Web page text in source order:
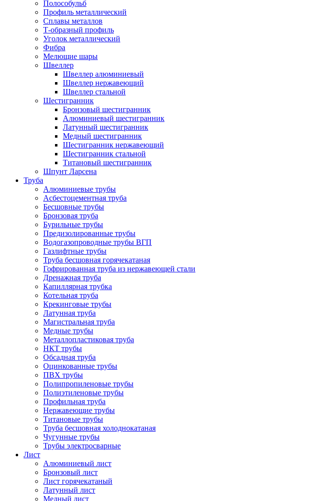
Полособульб
Профиль металлический
Сплавы металлов
Т-образный профиль
Уголок металлический
Фибра
Мелющие шары
Швеллер
Швеллер алюминиевый
Швеллер нержавеющий
Швеллер стальной
Шестигранник
Бронзовый шестигранник
Алюминиевый шестигранник
Латунный шестигранник
Медный шестигранник
Шестигранник нержавеющий
Шестигранник стальной
Титановый шестигранник
Шпунт Ларсена
Труба
Алюминиевые трубы
Асбестоцементная труба
Бесшовные трубы
Бронзовая труба
Бурильные трубы
Предизолированные трубы
Водогазопроводные трубы ВГП
Газлифтные трубы
Труба бесшовная горячекатаная
Гофрированная труба из нержавеющей стали
Дренажная труба
Капиллярная трубка
Котельная труба
Крекинговые трубы
Латунная труба
Магистральная труба
Медные трубы
Металлопластиковая труба
НКТ трубы
Обсадная труба
Оцинкованные трубы
ПВХ трубы
Полипропиленовые трубы
Полиэтиленовые трубы
Профильная труба
Нержавеющие трубы
Титановые трубы
Труба бесшовная холоднокатаная
Чугунные трубы
Трубы электросварные
Лист
Алюминиевый лист
Бронзовый лист
Лист горячекатаный
Латунный лист
Медный лист